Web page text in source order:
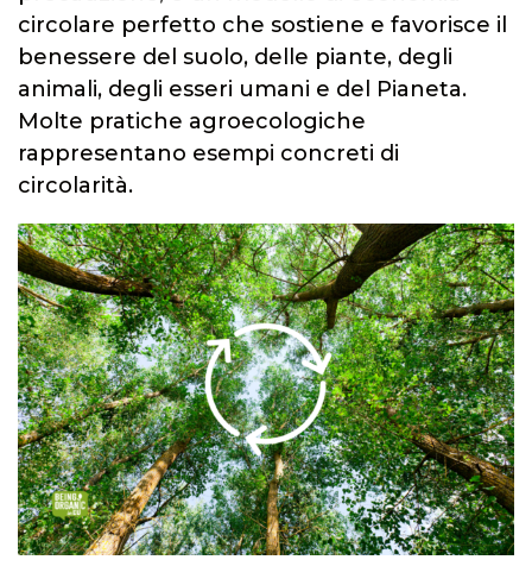
circolare perfetto che sostiene e favorisce il
benessere del suolo, delle piante, degli
animali, degli esseri umani e del Pianeta.
Molte pratiche agroecologiche
rappresentano esempi concreti di
circolarità.